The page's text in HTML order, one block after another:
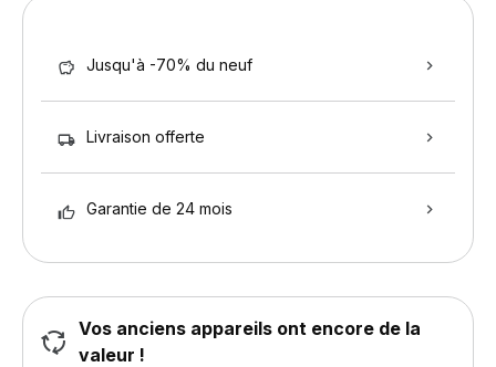
Jusqu'à -70% du neuf
Livraison offerte
Garantie de 24 mois
Vos anciens appareils ont encore de la
valeur !